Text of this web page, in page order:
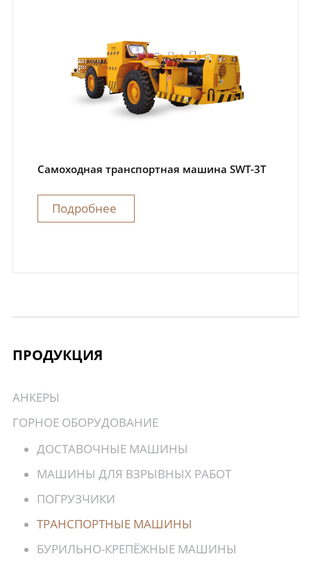
ПРОДУКЦИЯ
АНКЕРЫ
ГОРНОЕ ОБОРУДОВАНИЕ
ДОСТАВОЧНЫЕ МАШИНЫ
МАШИНЫ ДЛЯ ВЗРЫВНЫХ РАБОТ
ПОГРУЗЧИКИ
ТРАНСПОРТНЫЕ МАШИНЫ
БУРИЛЬНО-КРЕПЁЖНЫЕ МАШИНЫ
Самоходная транспортная машина SWT-3T
Подробнее